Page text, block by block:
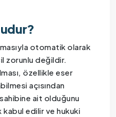
otomatik olarak
zorunlu değildir.
özellikle eser
açısından
ait olduğunu
edilir ve hukuki